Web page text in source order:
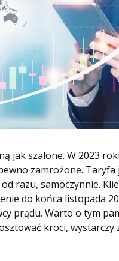
jak szalone. W 2023
zamrożone. Taryfa
razu, samoczynnie.
do końca listopada
prądu. Warto o tym
kroci, wystarczy